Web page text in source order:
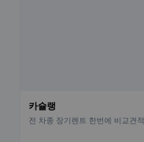
카슐랭
전 차종 장기렌트 한번에 비교견적